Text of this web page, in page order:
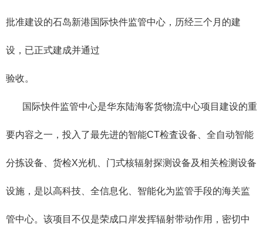
批准建设的石岛新港国际快件监管中心，历经三个月的建
设，已正式建成并通过
验收。
国际快件监管中心是华东陆海客货物流中心项目建设的重
要内容之一，投入了最先进的智能CT检査设备、全自动智能
分拣设备、货检X光机、门式核辐射探测设备及相关检测设备
设施，是以高科技、全信息化、智能化为监管手段的海关监
管中心。该项目不仅是荣成口岸发挥辐射带动作用，密切中